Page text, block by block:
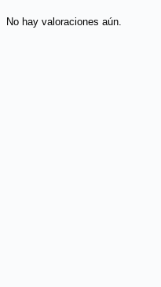
No hay valoraciones aún.